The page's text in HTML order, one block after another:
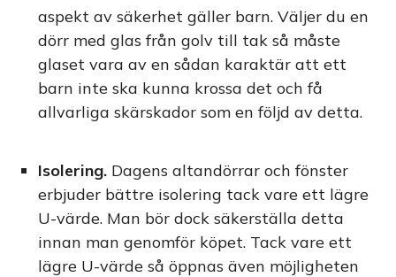
aspekt av säkerhet gäller barn. Väljer du en
dörr med glas från golv till tak så måste
glaset vara av en sådan karaktär att ett
barn inte ska kunna krossa det och få
allvarliga skärskador som en följd av detta.
Isolering. Dagens altandörrar och fönster
erbjuder bättre isolering tack vare ett lägre
U-värde. Man bör dock säkerställa detta
innan man genomför köpet. Tack vare ett
lägre U-värde så öppnas även möjligheten